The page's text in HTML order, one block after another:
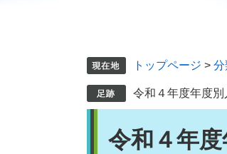
トップページ > 分
令和４年度年度別
令和４年